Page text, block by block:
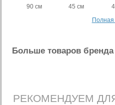
90 см 45 см
Полная
Больше товаров
РЕКОМЕНДУЕМ